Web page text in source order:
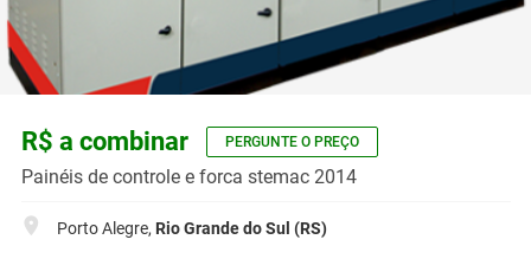
R$ a combinar PERGUNTE O PREÇO
Painéis de controle e forca stemac 2014
Porto Alegre, Rio Grande do Sul (RS)